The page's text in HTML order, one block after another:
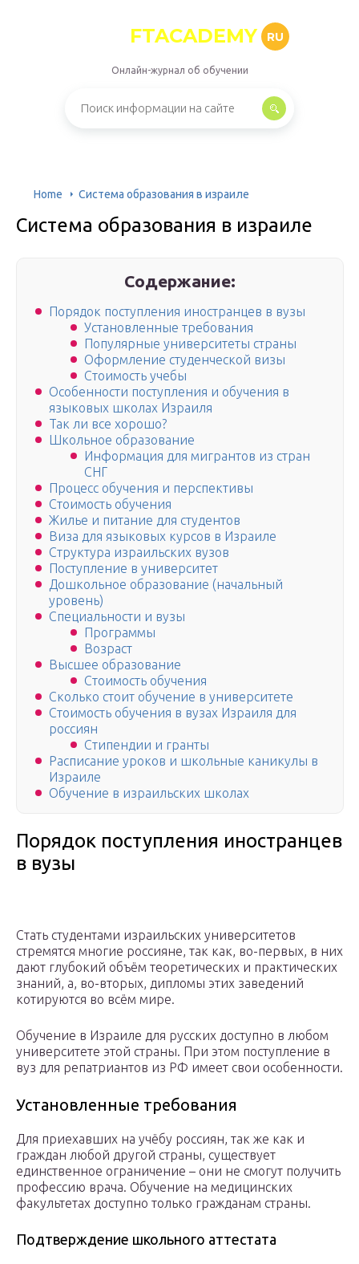
FTACADEMY RU
Онлайн-журнал об обучении
Home Система образования в израиле
Система образования в израиле
Содержание:
Порядок поступления иностранцев в вузы
Установленные требования
Популярные университеты страны
Оформление студенческой визы
Стоимость учебы
Особенности поступления и обучения в
языковых школах Израиля
Так ли все хорошо?
Школьное образование
Информация для мигрантов из стран
СНГ
Процесс обучения и перспективы
Стоимость обучения
Жилье и питание для студентов
Виза для языковых курсов в Израиле
Структура израильских вузов
Поступление в университет
Дошкольное образование (начальный
уровень)
Специальности и вузы
Программы
Возраст
Высшее образование
Стоимость обучения
Сколько стоит обучение в университете
Стоимость обучения в вузах Израиля для
россиян
Стипендии и гранты
Расписание уроков и школьные каникулы в
Израиле
Обучение в израильских школах
Порядок поступления иностранцев
в вузы
Стать студентами израильских университетов
стремятся многие россияне, так как, во-первых, в них
дают глубокий объём теоретических и практических
знаний, а, во-вторых, дипломы этих заведений
котируются во всём мире.
Обучение в Израиле для русских доступно в любом
университете этой страны. При этом поступление в
вуз для репатриантов из РФ имеет свои особенности.
Установленные требования
Для приехавших на учёбу россиян, так же как и
граждан любой другой страны, существует
единственное ограничение – они не смогут получить
профессию врача. Обучение на медицинских
факультетах доступно только гражданам страны.
Подтверждение школьного аттестата